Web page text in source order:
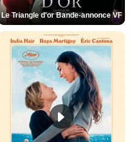
Le Triangle d'or Bande-annonce VF